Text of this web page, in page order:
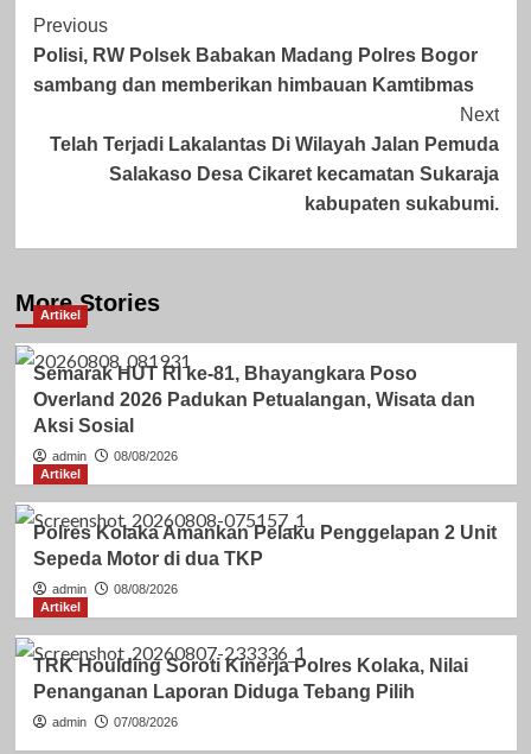
Post
Navigation
Previous
Polisi, RW Polsek Babakan Madang Polres Bogor
sambang dan memberikan himbauan Kamtibmas
Next
Telah Terjadi Lakalantas Di Wilayah Jalan Pemuda
Salakaso Desa Cikaret kecamatan Sukaraja
kabupaten sukabumi.
More Stories
Artikel
Semarak HUT RI ke-81, Bhayangkara Poso
Overland 2026 Padukan Petualangan, Wisata dan
Aksi Sosial
admin
08/08/2026
Artikel
Polres Kolaka Amankan Pelaku Penggelapan 2 Unit
Sepeda Motor di dua TKP
admin
08/08/2026
Artikel
TRK Houlding Soroti Kinerja Polres Kolaka, Nilai
Penanganan Laporan Diduga Tebang Pilih
admin 07/08/2026